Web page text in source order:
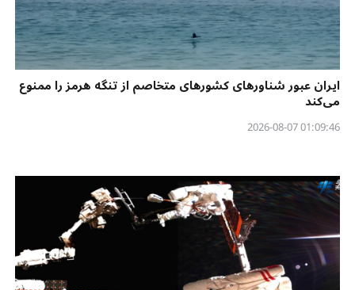
ایران عبور شناورهای کشورهای متخاصم از تنگه هرمز را ممنوع
می‌کند
01:09:46 2026-08-07